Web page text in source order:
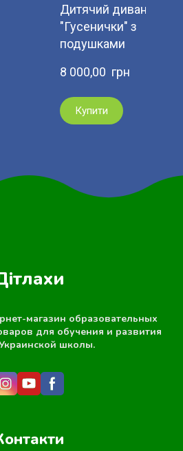
Дитячий диван
"Гусенички" з
подушками
8 000,00  грн
Купити
магазин образовательных
для обучения и развития
школы.